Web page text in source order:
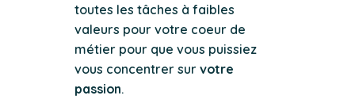
toutes les tâches à faibles
valeurs pour votre coeur de
métier pour que vous puissiez
vous concentrer sur votre
passion.